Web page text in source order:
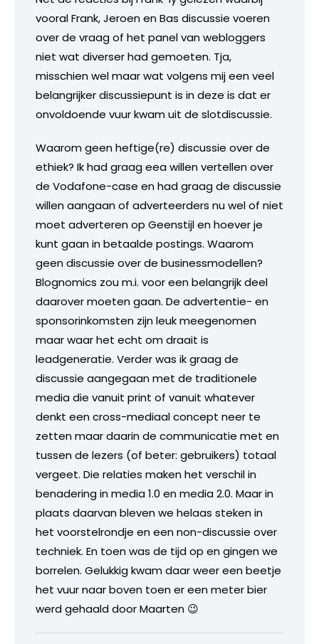
vooral Frank, Jeroen en Bas discussie voeren
over de vraag of het panel van webloggers
niet wat diverser had gemoeten. Tja,
misschien wel maar wat volgens mij een veel
belangrijker discussiepunt is in deze is dat er
onvoldoende vuur kwam uit de slotdiscussie.
Waarom geen heftige(re) discussie over de
ethiek? Ik had graag eea willen vertellen over
de Vodafone-case en had graag de discussie
willen aangaan of adverteerders nu wel of niet
moet adverteren op Geenstijl en hoever je
kunt gaan in betaalde postings. Waarom
geen discussie over de businessmodellen?
Blognomics zou m.i. voor een belangrijk deel
daarover moeten gaan. De advertentie- en
sponsorinkomsten zijn leuk meegenomen
maar waar het echt om draait is
leadgeneratie. Verder was ik graag de
discussie aangegaan met de traditionele
media die vanuit print of vanuit whatever
denkt een cross-mediaal concept neer te
zetten maar daarin de communicatie met en
tussen de lezers (of beter: gebruikers) totaal
vergeet. Die relaties maken het verschil in
benadering in media 1.0 en media 2.0. Maar in
plaats daarvan bleven we helaas steken in
het voorstelrondje en een non-discussie over
techniek. En toen was de tijd op en gingen we
borrelen. Gelukkig kwam daar weer een beetje
het vuur naar boven toen er een meter bier
werd gehaald door Maarten 😉